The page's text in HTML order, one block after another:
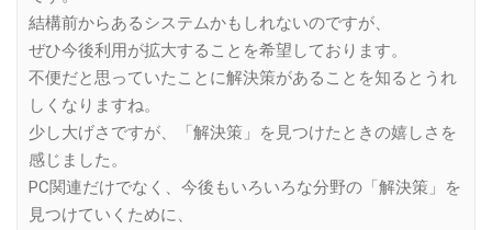
結構前からあるシステムかもしれないのですが、
ぜひ今後利用が拡大することを希望しております。
不便だと思っていたことに解決策があることを知るとうれ
しくなりますね。
少し大げさですが、「解決策」を見つけたときの嬉しさを
感じました。
PC関連だけでなく、今後もいろいろな分野の「解決策」を
見つけていくために、